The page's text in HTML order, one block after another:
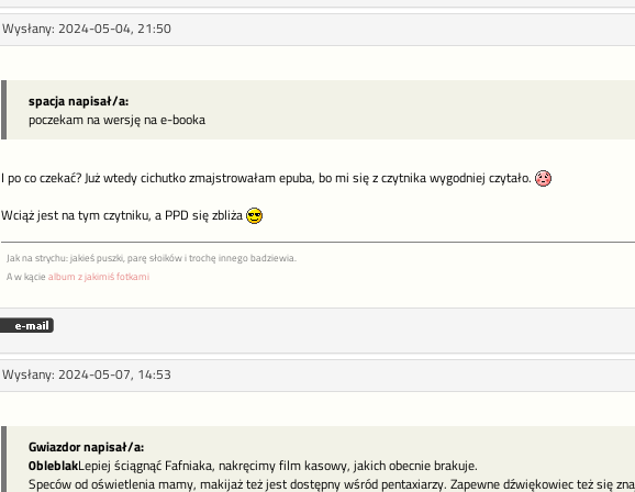
Wysłany: 2024-05-04, 21:50
spacja napisał/a:
poczekam na wersję na e-booka
I po co czekać? Już wtedy cichutko zmajstrowałam epuba, bo mi się z czytnika wygodniej czytało.
Wciąż jest na tym czytniku, a PPD się zbliża
Jak na strychu: jakieś puszki, parę słoików i trochę innego badziewia.
A w kącie album z jakimiś fotkami
Wysłany: 2024-05-07, 14:53
Gwiazdor napisał/a:
0bleblakLepiej ściągnąć Fafniaka, nakręcimy film kasowy, jakich obecnie brakuje.
Speców od oświetlenia mamy, makijaż też jest dostępny wśród pentaxiarzy. Zapewne dźwiękowiec też się